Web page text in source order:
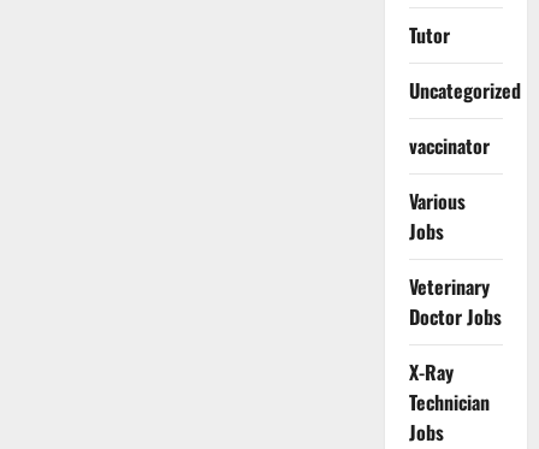
Tutor
Uncategorized
vaccinator
Various
Jobs
Veterinary
Doctor Jobs
X-Ray
Technician
Jobs